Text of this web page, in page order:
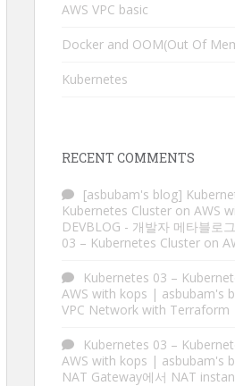
AWS VPC basic
Docker and OOM(Out Of
Kubernetes
RECENT COMMENTS
[asbubam's blog]
Kubernetes Cluster on AWS
DEVBLOG - 개발자 메타블로그
03 – Kubernetes Cluster on
Kubernetes 03 –
AWS with kops | asbubam's
VPC Network with Terraform
Kubernetes 03 –
AWS with kops | asbubam's
NAT Gateway에서 NAT